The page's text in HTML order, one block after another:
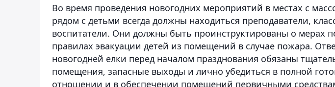
Во время проведения новогодних мероприятий в местах с
рядом с детьми всегда должны находиться преподаватели,
воспитатели. Они должны быть проинструктированы о мерах
правилах эвакуации детей из помещений в случае пожара.
новогодней елки перед началом празднования обязаны
помещения, запасные выходы и лично убедиться в полной
отношении и в обеспечении помещений первичными